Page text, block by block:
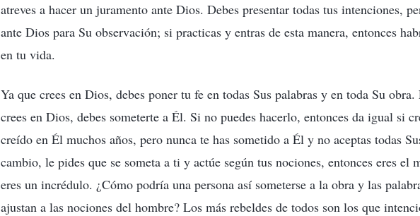
atreves a hacer un juramento ante Dios. Debes presentar todas tus intenciones,
ante Dios para Su observación; si practicas y entras de esta manera, entonces
en tu vida.
Ya que crees en Dios, debes poner tu fe en todas Sus palabras y en toda Su
crees en Dios, debes someterte a Él. Si no puedes hacerlo, entonces da igual si
creído en Él muchos años, pero nunca te has sometido a Él y no aceptas todas
cambio, le pides que se someta a ti y actúe según tus nociones, entonces eres el
eres un incrédulo. ¿Cómo podría una persona así someterse a la obra y las
ajustan a las nociones del hombre? Los más rebeldes de todos son los que